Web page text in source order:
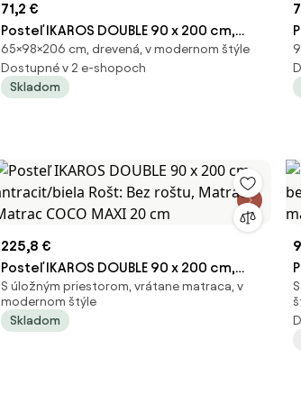
71,2 €
Posteľ IKAROS DOUBLE 90 x 200 cm,
betón/biela Rošt: Bez roštu, Matrac:
Bez matraca
65×98×206 cm, drevená, v modernom štýle
Dostupné v 2 e-shopoch
Skladom
225,8 €
Posteľ IKAROS DOUBLE 90 x 200 cm,
antracit/biela Rošt: Bez roštu, Matrac:
Matrac COCO MAXI 20 cm
S úložným priestorom, vrátane matraca, v
modernom štýle
Skladom